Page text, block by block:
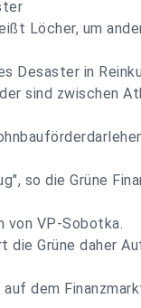
Löcher, um
Desaster in
sind zwischen
so die Grüne
von VP-Sobotka.
die Grüne daher
auf dem